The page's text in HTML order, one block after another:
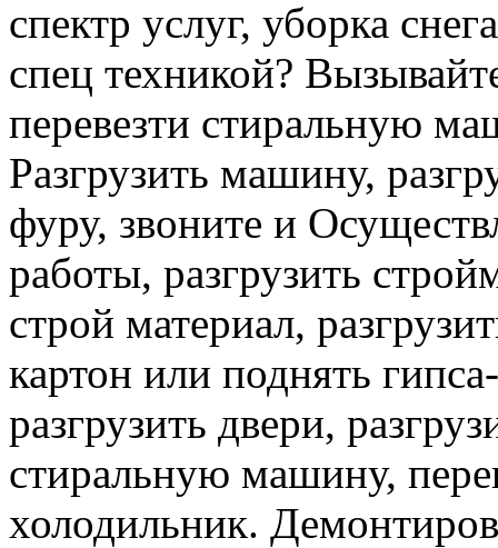
спектр услуг, уборка
спец техникой?
перевезти стиральную
Разгрузить машину,
фуру, звоните и
работы, разгрузить
строй материал,
картон или поднять
разгрузить двери,
стиральную машину,
холодильник.